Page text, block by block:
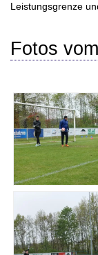
Leistungsgrenze
Fotos